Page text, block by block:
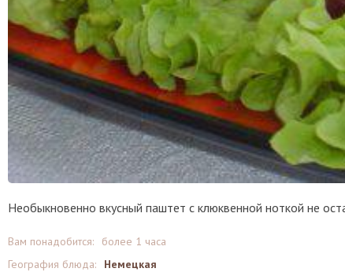
Необыкновенно вкусный паштет с клюквенной ноткой не
Вам понадобится:
более 1 часа
География блюда:
Немецкая